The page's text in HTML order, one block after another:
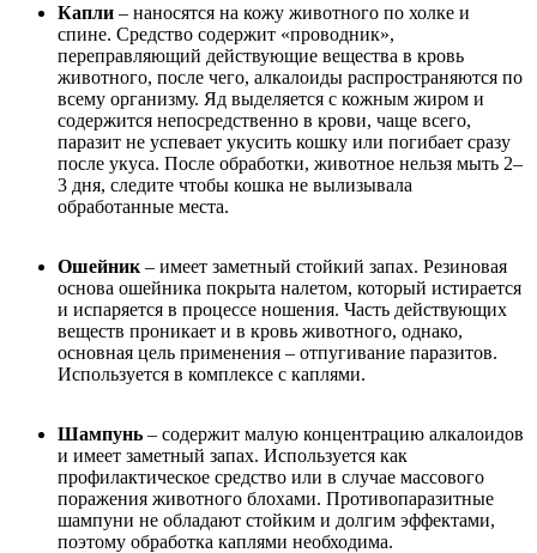
Капли – наносятся на кожу животного по холке и
спине. Средство содержит «проводник»,
переправляющий действующие вещества в кровь
животного, после чего, алкалоиды распространяются по
всему организму. Яд выделяется с кожным жиром и
содержится непосредственно в крови, чаще всего,
паразит не успевает укусить кошку или погибает сразу
после укуса. После обработки, животное нельзя мыть 2–
3 дня, следите чтобы кошка не вылизывала
обработанные места.
Ошейник – имеет заметный стойкий запах. Резиновая
основа ошейника покрыта налетом, который истирается
и испаряется в процессе ношения. Часть действующих
веществ проникает и в кровь животного, однако,
основная цель применения – отпугивание паразитов.
Используется в комплексе с каплями.
Шампунь – содержит малую концентрацию алкалоидов
и имеет заметный запах. Используется как
профилактическое средство или в случае массового
поражения животного блохами. Противопаразитные
шампуни не обладают стойким и долгим эффектами,
поэтому обработка каплями необходима.